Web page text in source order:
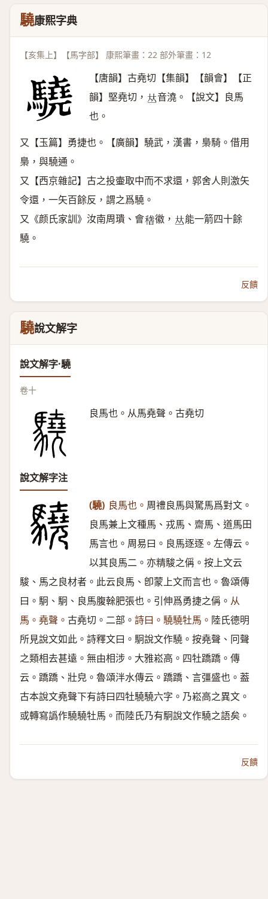
驍康熙字典
【亥集上】【馬字部】 康熙筆畫：22 部外筆畫：12
【唐韻】古堯切【集韻】【韻會】【正
韻】堅堯切， 𠀤音澆。【說文】良馬
也。
又【玉篇】勇捷也。【廣韻】驍武，漢書，梟騎。借用
梟，與驍通。
又【西京雜記】古之投壷取中而不求還，郭舍人則激矢
令還，一矢百餘反，謂之爲驍。
又《颜氏家訓》汝南周璝、會𥡴徽， 𠀤能一箭四十餘
驍。
反饋
驍說文解字
說文解字·驍
卷十
良馬也。从馬堯聲。古堯切
說文解字注
(驍) 良馬也。 周禮良馬與駑馬爲對文。
良馬兼上文種馬、戎馬、齋馬、道馬田
馬言也。周易曰。良馬逐逐。左傳云。
以其良馬二。亦精駿之偁。按上文云
駿、馬之良材者。此云良馬、卽蒙上文而言也。魯頌傳
曰。駉、駉、良馬腹榦肥張也。引伸爲勇捷之偁。 从
馬。堯聲。 古堯切。二部。 詩曰。驍驍牡馬。 陸氏德明
所見說文如此。詩釋文曰。駉說文作驍。按堯聲、冋聲
之類相去甚遠。無由相涉。大雅崧高。四牡蹻蹻。傳
云。蹻蹻、壯皃。魯頌泮水傳云。蹻蹻、言彊盛也。葢
古本說文堯聲下有詩曰四牡驍驍六字。乃崧高之異文。
或轉寫譌作驍驍牡馬。而陸氏乃有駉說文作驍之語矣。
反饋